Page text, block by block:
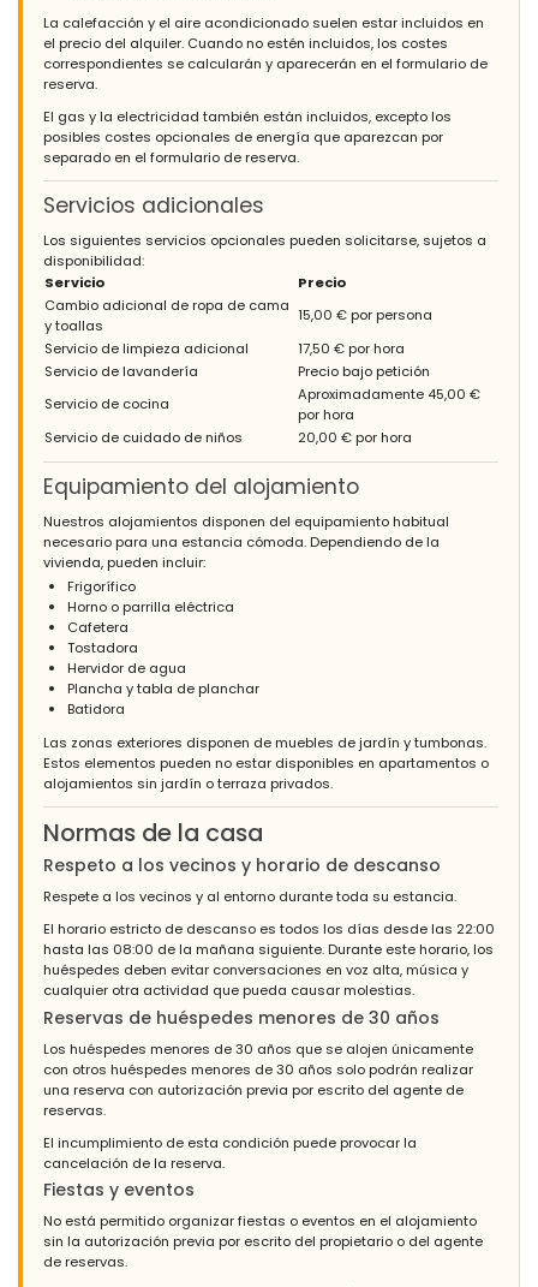
La calefacción y el aire acondicionado suelen estar incluidos en
el precio del alquiler. Cuando no estén incluidos, los costes
correspondientes se calcularán y aparecerán en el formulario de
reserva.
El gas y la electricidad también están incluidos, excepto los
posibles costes opcionales de energía que aparezcan por
separado en el formulario de reserva.
Servicios adicionales
Los siguientes servicios opcionales pueden solicitarse, sujetos a
disponibilidad:
Servicio
Precio
Cambio adicional de ropa de cama
y toallas
15,00 € por persona
Servicio de limpieza adicional
17,50 € por hora
Servicio de lavandería
Precio bajo petición
Servicio de cocina
Aproximadamente 45,00 €
por hora
Servicio de cuidado de niños
20,00 € por hora
Equipamiento del alojamiento
Nuestros alojamientos disponen del equipamiento habitual
necesario para una estancia cómoda. Dependiendo de la
vivienda, pueden incluir:
Frigorífico
Horno o parrilla eléctrica
Cafetera
Tostadora
Hervidor de agua
Plancha y tabla de planchar
Batidora
Las zonas exteriores disponen de muebles de jardín y tumbonas.
Estos elementos pueden no estar disponibles en apartamentos o
alojamientos sin jardín o terraza privados.
Normas de la casa
Respeto a los vecinos y horario de descanso
Respete a los vecinos y al entorno durante toda su estancia.
El horario estricto de descanso es todos los días desde las 22:00
hasta las 08:00 de la mañana siguiente. Durante este horario, los
huéspedes deben evitar conversaciones en voz alta, música y
cualquier otra actividad que pueda causar molestias.
Reservas de huéspedes menores de 30 años
Los huéspedes menores de 30 años que se alojen únicamente
con otros huéspedes menores de 30 años solo podrán realizar
una reserva con autorización previa por escrito del agente de
reservas.
El incumplimiento de esta condición puede provocar la
cancelación de la reserva.
Fiestas y eventos
No está permitido organizar fiestas o eventos en el alojamiento
sin la autorización previa por escrito del propietario o del agente
de reservas.